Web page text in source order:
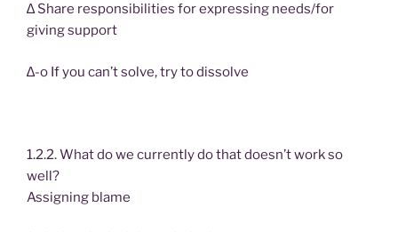
∆ Share responsibilities for expressing needs/for
giving support
∆-o If you can’t solve, try to dissolve
1.2.2. What do we currently do that doesn’t work so
well?
Assigning blame